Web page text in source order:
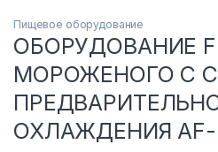
Пищевое оборудование
ОБОРУДОВАНИЕ
МОРОЖЕНОГО С
ОХЛАЖДЕНИЯ AF-